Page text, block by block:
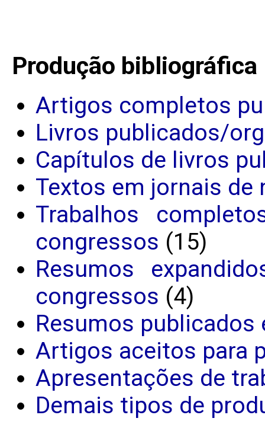
Produção bibliográfica
Artigos completos
Livros publicados/
Capítulos de livros
Textos em jornais
Trabalhos
congressos (15)
Resumos
congressos (4)
Resumos
Artigos aceitos para
Apresentações de
Demais tipos de